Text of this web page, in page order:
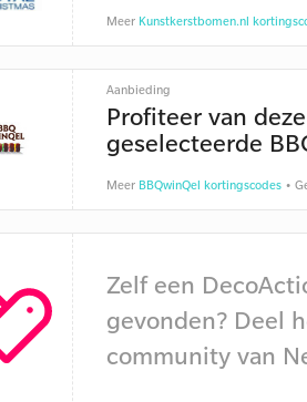
Meer Kunstkerstbomen.nl
Aanbieding
Profiteer van
geselecteerde
Meer BBQwinQel kortingscodes•
Zelf een
gevonden? Deel
community van